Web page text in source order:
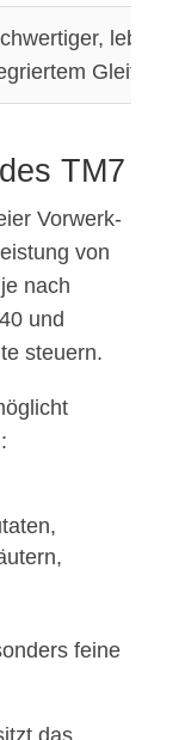
Gleitfuß
TM7
Vorwerk-
von
nach
und
steuern.
feine